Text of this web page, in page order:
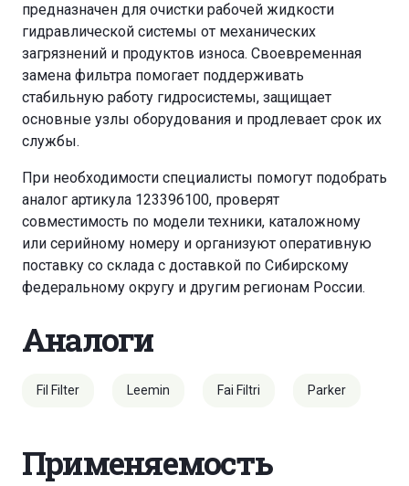
предназначен для очистки рабочей жидкости
гидравлической системы от механических
загрязнений и продуктов износа. Своевременная
замена фильтра помогает поддерживать
стабильную работу гидросистемы, защищает
основные узлы оборудования и продлевает срок их
службы.
При необходимости специалисты помогут подобрать
аналог артикула 123396100, проверят
совместимость по модели техники, каталожному
или серийному номеру и организуют оперативную
поставку со склада с доставкой по Сибирскому
федеральному округу и другим регионам России.
Аналоги
Fil Filter Leemin Fai Filtri Parker
Применяемость